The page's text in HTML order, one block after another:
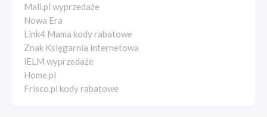
Mall.pl wyprzedaże
Nowa Era
Link4 Mama kody rabatowe
Znak Księgarnia internetowa
iELM wyprzedaże
Home.pl
Frisco.pl kody rabatowe